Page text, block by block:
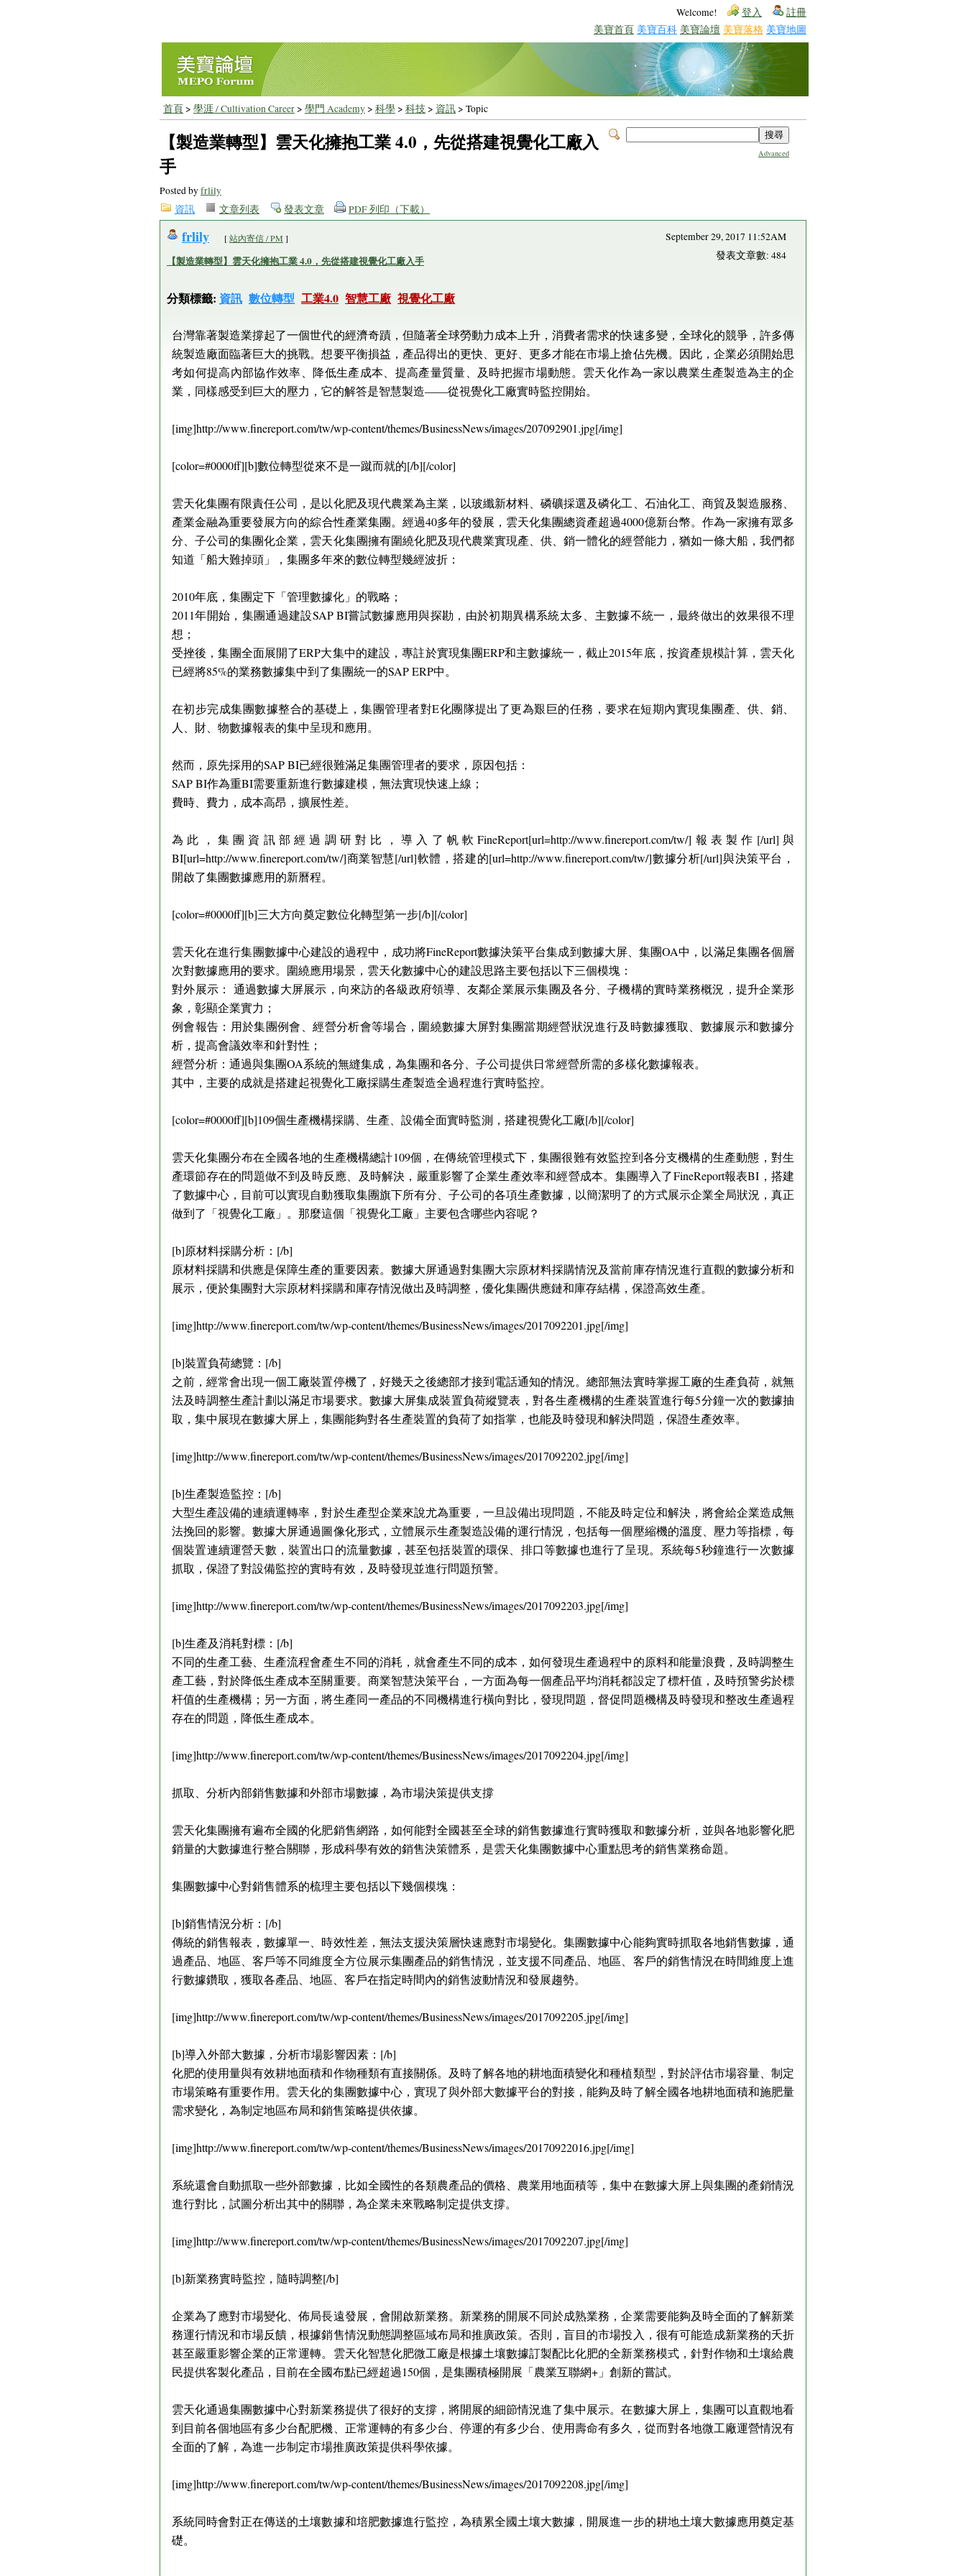
Welcome! 登入 註冊
美寶首頁 美寶百科 美寶論壇 美寶落格 美寶地圖
首頁> 學涯 / Cultivation Career> 學門 Academy> 科學> 科技> 資訊> Topic
Advanced
【製造業轉型】雲天化擁抱工業 4.0，先從搭建視覺化工廠入
手
Posted byfrlily
資訊
文章列表 發表文章 PDF 列印（下載）
frlily [站內寄信 / PM ]
【製造業轉型】雲天化擁抱工業 4.0，先從搭建視覺化工廠入手
分類標籤: 資訊 數位轉型 工業4.0 智慧工廠 視覺化工廠
September 29, 2017 11:52AM
發表文章數: 484
台灣靠著製造業撐起了一個世代的經濟奇蹟，但隨著全球勞動力成本上升，消費者需求的快速多變，全球化的競爭，許多傳
統製造廠面臨著巨大的挑戰。想要平衡損益，產品得出的更快、更好、更多才能在市場上搶佔先機。因此，企業必須開始思
考如何提高內部協作效率、降低生產成本、提高產量質量、及時把握市場動態。雲天化作為一家以農業生產製造為主的企
業，同樣感受到巨大的壓力，它的解答是智慧製造——從視覺化工廠實時監控開始。
[img]http://www.finereport.com/tw/wp-content/themes/BusinessNews/images/207092901.jpg[/img]
[color=#0000ff][b]數位轉型從來不是一蹴而就的[/b][/color]
雲天化集團有限責任公司，是以化肥及現代農業為主業，以玻纖新材料、磷礦採選及磷化工、石油化工、商貿及製造服務、
產業金融為重要發展方向的綜合性產業集團。經過40多年的發展，雲天化集團總資產超過4000億新台幣。作為一家擁有眾多
分、子公司的集團化企業，雲天化集團擁有圍繞化肥及現代農業實現產、供、銷一體化的經營能力，猶如一條大船，我們都
知道「船大難掉頭」，集團多年來的數位轉型幾經波折：
2010年底，集團定下「管理數據化」的戰略；
2011年開始，集團通過建設SAP BI嘗試數據應用與探勘，由於初期異構系統太多、主數據不統一，最終做出的效果很不理
想；
受挫後，集團全面展開了ERP大集中的建設，專註於實現集團ERP和主數據統一，截止2015年底，按資產規模計算，雲天化
已經將85%的業務數據集中到了集團統一的SAP ERP中。
在初步完成集團數據整合的基礎上，集團管理者對E化團隊提出了更為艱巨的任務，要求在短期內實現集團產、供、銷、
人、財、物數據報表的集中呈現和應用。
然而，原先採用的SAP BI已經很難滿足集團管理者的要求，原因包括：
SAP BI作為重BI需要重新進行數據建模，無法實現快速上線；
費時、費力，成本高昂，擴展性差。
為此，集團資訊部經過調研對比，導入了帆軟FineReport[url=http://www.finereport.com/tw/]報表製作[/url]與
BI[url=http://www.finereport.com/tw/]商業智慧[/url]軟體，搭建的[url=http://www.finereport.com/tw/]數據分析[/url]與決策平台，
開啟了集團數據應用的新曆程。
[color=#0000ff][b]三大方向奠定數位化轉型第一步[/b][/color]
雲天化在進行集團數據中心建設的過程中，成功將FineReport數據決策平台集成到數據大屏、集團OA中，以滿足集團各個層
次對數據應用的要求。圍繞應用場景，雲天化數據中心的建設思路主要包括以下三個模塊：
對外展示： 通過數據大屏展示，向來訪的各級政府領導、友鄰企業展示集團及各分、子機構的實時業務概況，提升企業形
象，彰顯企業實力；
例會報告：用於集團例會、經營分析會等場合，圍繞數據大屏對集團當期經營狀況進行及時數據獲取、數據展示和數據分
析，提高會議效率和針對性；
經營分析：通過與集團OA系統的無縫集成，為集團和各分、子公司提供日常經營所需的多樣化數據報表。
其中，主要的成就是搭建起視覺化工廠採購生產製造全過程進行實時監控。
[color=#0000ff][b]109個生產機構採購、生產、設備全面實時監測，搭建視覺化工廠[/b][/color]
雲天化集團分布在全國各地的生產機構總計109個，在傳統管理模式下，集團很難有效監控到各分支機構的生產動態，對生
產環節存在的問題做不到及時反應、及時解決，嚴重影響了企業生產效率和經營成本。集團導入了FineReport報表BI，搭建
了數據中心，目前可以實現自動獲取集團旗下所有分、子公司的各項生產數據，以簡潔明了的方式展示企業全局狀況，真正
做到了「視覺化工廠」。那麼這個「視覺化工廠」主要包含哪些內容呢？
[b]原材料採購分析：[/b]
原材料採購和供應是保障生產的重要因素。數據大屏通過對集團大宗原材料採購情況及當前庫存情況進行直觀的數據分析和
展示，便於集團對大宗原材料採購和庫存情況做出及時調整，優化集團供應鏈和庫存結構，保證高效生產。
[img]http://www.finereport.com/tw/wp-content/themes/BusinessNews/images/2017092201.jpg[/img]
[b]裝置負荷總覽：[/b]
之前，經常會出現一個工廠裝置停機了，好幾天之後總部才接到電話通知的情況。總部無法實時掌握工廠的生產負荷，就無
法及時調整生產計劃以滿足市場要求。數據大屏集成裝置負荷縱覽表，對各生產機構的生產裝置進行每5分鐘一次的數據抽
取，集中展現在數據大屏上，集團能夠對各生產裝置的負荷了如指掌，也能及時發現和解決問題，保證生產效率。
[img]http://www.finereport.com/tw/wp-content/themes/BusinessNews/images/2017092202.jpg[/img]
[b]生產製造監控：[/b]
大型生產設備的連續運轉率，對於生產型企業來說尤為重要，一旦設備出現問題，不能及時定位和解決，將會給企業造成無
法挽回的影響。數據大屏通過圖像化形式，立體展示生產製造設備的運行情況，包括每一個壓縮機的溫度、壓力等指標，每
個裝置連續運營天數，裝置出口的流量數據，甚至包括裝置的環保、排口等數據也進行了呈現。系統每5秒鐘進行一次數據
抓取，保證了對設備監控的實時有效，及時發現並進行問題預警。
[img]http://www.finereport.com/tw/wp-content/themes/BusinessNews/images/2017092203.jpg[/img]
[b]生產及消耗對標：[/b]
不同的生產工藝、生產流程會產生不同的消耗，就會產生不同的成本，如何發現生產過程中的原料和能量浪費，及時調整生
產工藝，對於降低生產成本至關重要。商業智慧決策平台，一方面為每一個產品平均消耗都設定了標杆值，及時預警劣於標
杆值的生產機構；另一方面，將生產同一產品的不同機構進行橫向對比，發現問題，督促問題機構及時發現和整改生產過程
存在的問題，降低生產成本。
[img]http://www.finereport.com/tw/wp-content/themes/BusinessNews/images/2017092204.jpg[/img]
抓取、分析內部銷售數據和外部市場數據，為市場決策提供支撐
雲天化集團擁有遍布全國的化肥銷售網路，如何能對全國甚至全球的銷售數據進行實時獲取和數據分析，並與各地影響化肥
銷量的大數據進行整合關聯，形成科學有效的銷售決策體系，是雲天化集團數據中心重點思考的銷售業務命題。
集團數據中心對銷售體系的梳理主要包括以下幾個模塊：
[b]銷售情況分析：[/b]
傳統的銷售報表，數據單一、時效性差，無法支援決策層快速應對市場變化。集團數據中心能夠實時抓取各地銷售數據，通
過產品、地區、客戶等不同維度全方位展示集團產品的銷售情況，並支援不同產品、地區、客戶的銷售情況在時間維度上進
行數據鑽取，獲取各產品、地區、客戶在指定時間內的銷售波動情況和發展趨勢。
[img]http://www.finereport.com/tw/wp-content/themes/BusinessNews/images/2017092205.jpg[/img]
[b]導入外部大數據，分析市場影響因素：[/b]
化肥的使用量與有效耕地面積和作物種類有直接關係。及時了解各地的耕地面積變化和種植類型，對於評估市場容量、制定
市場策略有重要作用。雲天化的集團數據中心，實現了與外部大數據平台的對接，能夠及時了解全國各地耕地面積和施肥量
需求變化，為制定地區布局和銷售策略提供依據。
[img]http://www.finereport.com/tw/wp-content/themes/BusinessNews/images/20170922016.jpg[/img]
系統還會自動抓取一些外部數據，比如全國性的各類農產品的價格、農業用地面積等，集中在數據大屏上與集團的產銷情況
進行對比，試圖分析出其中的關聯，為企業未來戰略制定提供支撐。
[img]http://www.finereport.com/tw/wp-content/themes/BusinessNews/images/2017092207.jpg[/img]
[b]新業務實時監控，隨時調整[/b]
企業為了應對市場變化、佈局長遠發展，會開啟新業務。新業務的開展不同於成熟業務，企業需要能夠及時全面的了解新業
務運行情況和市場反饋，根據銷售情況動態調整區域布局和推廣政策。否則，盲目的市場投入，很有可能造成新業務的夭折
甚至嚴重影響企業的正常運轉。雲天化智慧化肥微工廠是根據土壤數據訂製配比化肥的全新業務模式，針對作物和土壤給農
民提供客製化產品，目前在全國布點已經超過150個，是集團積極開展「農業互聯網+」創新的嘗試。
雲天化通過集團數據中心對新業務提供了很好的支撐，將開展的細節情況進了集中展示。在數據大屏上，集團可以直觀地看
到目前各個地區有多少台配肥機、正常運轉的有多少台、停運的有多少台、使用壽命有多久，從而對各地微工廠運營情況有
全面的了解，為進一步制定市場推廣政策提供科學依據。
[img]http://www.finereport.com/tw/wp-content/themes/BusinessNews/images/2017092208.jpg[/img]
系統同時會對正在傳送的土壤數據和培肥數據進行監控，為積累全國土壤大數據，開展進一步的耕地土壤大數據應用奠定基
礎。